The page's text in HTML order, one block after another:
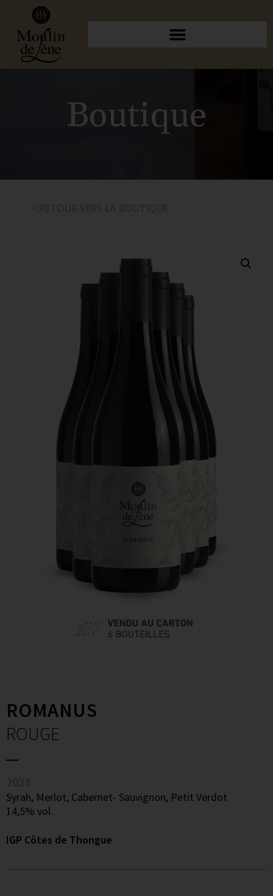
Boutique
< RETOUR VERS LA BOUTIQUE
ROMANUS
ROUGE
2023
Syrah, Merlot, Cabernet- Sauvignon, Petit Verdot
14,5% vol.
IGP Côtes de Thongue